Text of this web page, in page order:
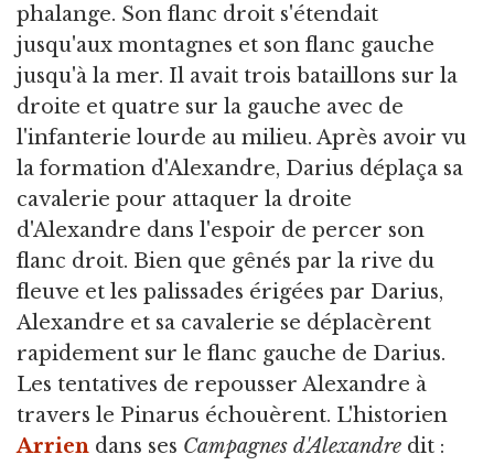
phalange. Son flanc droit s'étendait
jusqu'aux montagnes et son flanc gauche
jusqu'à la mer. Il avait trois bataillons sur la
droite et quatre sur la gauche avec de
l'infanterie lourde au milieu. Après avoir vu
la formation d'Alexandre, Darius déplaça sa
cavalerie pour attaquer la droite
d'Alexandre dans l'espoir de percer son
flanc droit. Bien que gênés par la rive du
fleuve et les palissades érigées par Darius,
Alexandre et sa cavalerie se déplacèrent
rapidement sur le flanc gauche de Darius.
Les tentatives de repousser Alexandre à
travers le Pinarus échouèrent. L'historien
Arrien dans ses Campagnes d'Alexandre dit :